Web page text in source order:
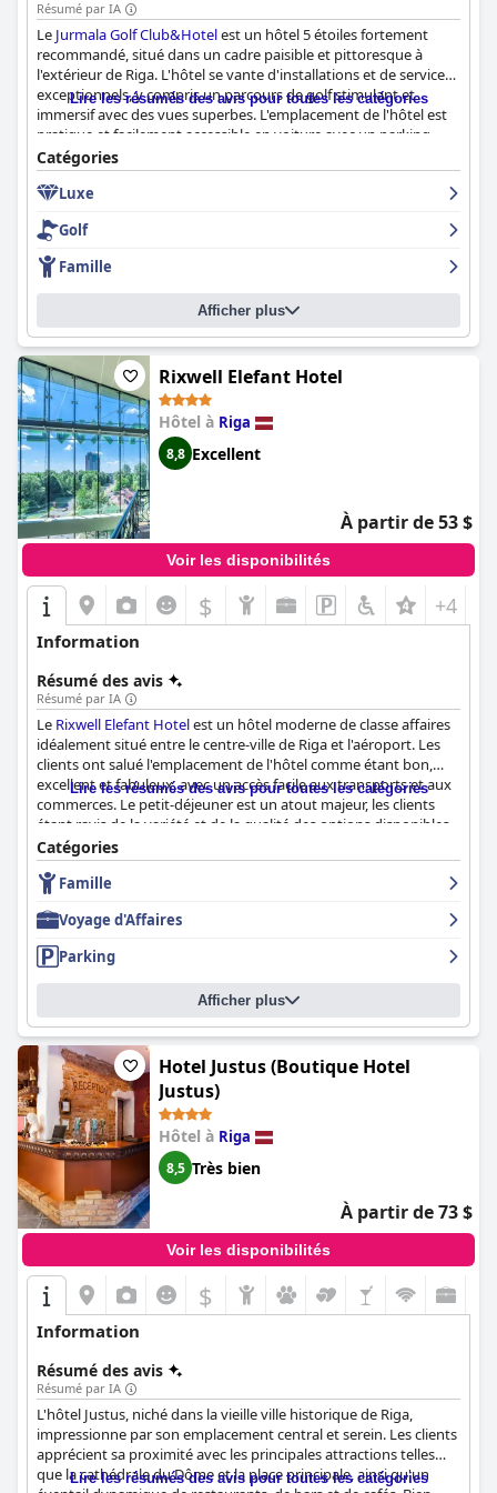
Résumé par IA
Le Jurmala Golf Club&Hotelest un hôtel 5 étoiles fortement
recommandé, situé dans un cadre paisible et pittoresque à
l'extérieur de Riga. L'hôtel se vante d'installations et de services
exceptionnels, y compris un parcours de golf stimulant et
immersif avec des vues superbes. L'emplacement de l'hôtel est
pratique et facilement accessible en voiture avec un parking
spacieux disponible. Les chambres sont modernes, élégantes et
bien équipées avec des balcons et des salles de bains
spacieuses. Le petit-déjeuner est très apprécié par les clients
pour sa variété et sa fraîcheur, tandis que le restaurant propose
des plats délicieux et un personnel formidable. Le personnel de
l'hôtel est amical et professionnel, de nombreux clients louant
leur serviabilité et leur gentillesse. L'hôtel offre une atmosphère
luxueuse et relaxante, ce qui en fait un lieu idéal pour une
Lire les résumés des avis pour toutes les catégories
Catégories
Luxe
Golf
Famille
Afficher plus
Rixwell Elefant Hotel
Hôtel à Riga
8,8 Excellent
À partir de 53 $
Voir les disponibilités
$ +4
Information
Résumé des avis
Résumé par IA
Le Rixwell Elefant Hotelest un hôtel moderne de classe affaires
idéalement situé entre le centre-ville de Riga et l'aéroport. Les
clients ont salué l'emplacement de l'hôtel comme étant bon,
excellent et fabuleux, avec un accès facile aux transports et aux
commerces. Le petit-déjeuner est un atout majeur, les clients
étant ravis de la variété et de la qualité des options disponibles.
Les chambres sont spacieuses et bien équipées avec des lits
confortables, bien que certains clients aient noté qu'elles
pourraient être rénovées. L'hôtel est constamment loué pour sa
décoré. Le personnel est amical et serviable, de nombreux
clients appréciant leur disponibilité et leur gentillesse. Les
options de stationnement sont pratiques et abordables. Dans
l'ensemble, leRixwell Elefant Hoteloffre un bon rapport qualité-
prix et constitue une option confortable pour les voyages
d'affaires et en famille.
Lire les résumés des avis pour toutes les catégories
Catégories
Famille
Voyage d'Affaires
Parking
Afficher plus
Hotel Justus (Boutique Hotel
Justus)
Hôtel à Riga
8,5 Très bien
À partir de 73 $
Voir les disponibilités
$
Information
Résumé des avis
Résumé par IA
L'hôtel Justus, niché dans la vieille ville historique de Riga,
impressionne par son emplacement central et serein. Les clients
apprécient sa proximité avec les principales attractions telles
que la cathédrale du Dôme et la place principale, ainsi qu'un
Lire les résumés des avis pour toutes les catégories